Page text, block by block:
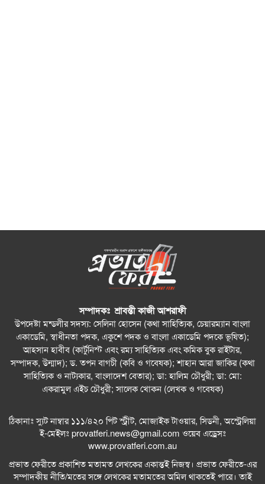
সম্পাদকঃ শ্রাবন্তী কাজী আশরাফী
উপদেষ্টা মন্ডলীর সদস্য: সেলিনা হোসেন (কথা সাহিত্যিক, চেয়ারম্যান বাংলা
একাডেমি, স্বাধীনতা পদক, একুশে পদক ও বাংলা একাডেমি পদকে ভূষিত);
আহসান হাবীব (কার্টুনিস্ট এবং রম্য সাহিত্যিক এবং কমিক বুক রাইটার,
সম্পাদক, উন্মাদ); ড. তপন বাগচী (কবি ও গবেষক); শাহান আরা জাকির (কথা
সাহিত্যিক ও নাট্যকার, বাংলাদেশ বেতার); ডা: হালিম চৌধুরী; ডা: মো:
একরামুল এইচ চৌধুরী; সালেক খোকন (লেখক ও গবেষক)
ঠিকানাঃ স্যুট নাম্বার ১১১/৪২০ পিট স্ট্রীট, মোজাইক টাওয়ার, সিডনী, অস্ট্রেলিয়া
ই-মেইলঃprovatferi.news@gmail.com ওয়েব এড্রেসঃ
www.provatferi.com.au
প্রভাত ফেরীতে প্রকাশিত মতামত লেখকের একান্তই নিজস্ব। প্রভাত ফেরীতে-এর
সম্পাদকীয় নীতি/মতের সঙ্গে লেখকের মতামতের অমিল থাকতেই পারে। তাই